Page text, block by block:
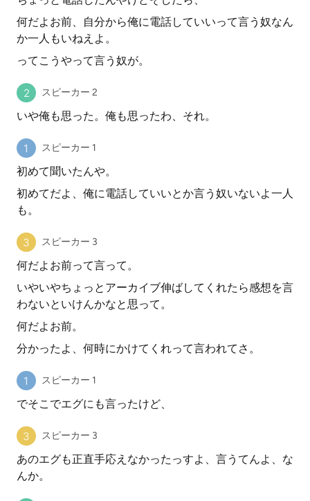
何だよお前、自分から俺に電話していいって言う奴なん
か一人もいねえよ。
ってこうやって言う奴が。
スピーカー 2
いや俺も思った。俺も思ったわ、それ。
スピーカー 1
初めて聞いたんや。
初めてだよ、俺に電話していいとか言う奴いないよ一人
も。
スピーカー 3
何だよお前って言って。
いやいやちょっとアーカイブ伸ばしてくれたら感想を言
わないといけんかなと思って。
何だよお前。
分かったよ、何時にかけてくれって言われてさ。
スピーカー 1
でそこでエグにも言ったけど、
スピーカー 3
あのエグも正直手応えなかったっすよ、言うてんよ、な
んか。